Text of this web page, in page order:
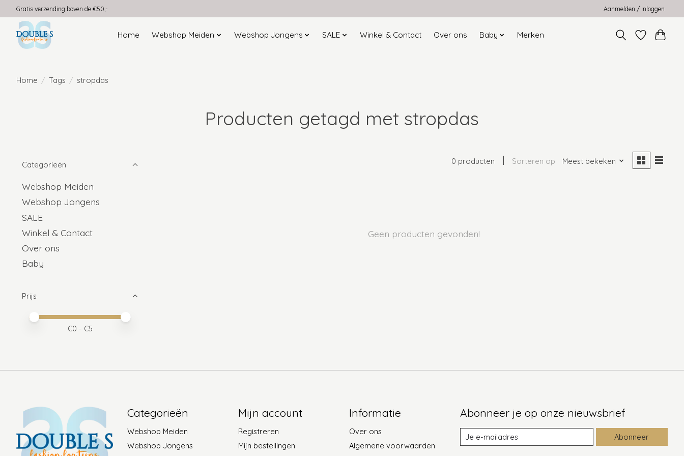
Gratis verzending boven de €50,- Aanmelden / Inloggen
Home Webshop Meiden Webshop Jongens SALE Winkel & Contact Over ons Baby Merken
Home / Tags / stropdas
Producten getagd met stropdas
Categorieën
Webshop Meiden
Webshop Jongens
SALE
Winkel & Contact
Over ons
Baby
Prijs
Minimale prijswaarde
Price maximum value
€0 - €5
0 producten Sorteren op Meest bekeken
Geen producten gevonden!
Categorieën
Webshop Meiden
Webshop Jongens
Mijn account
Registreren
Mijn bestellingen
Informatie
Over ons
Algemene voorwaarden
Abonneer je op onze nieuwsbrief
Abonneer